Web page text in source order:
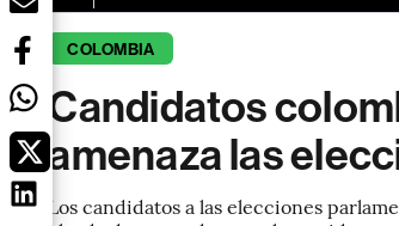
COLOMBIA
Candidatos
amenaza las
Los candidatos a las elecciones